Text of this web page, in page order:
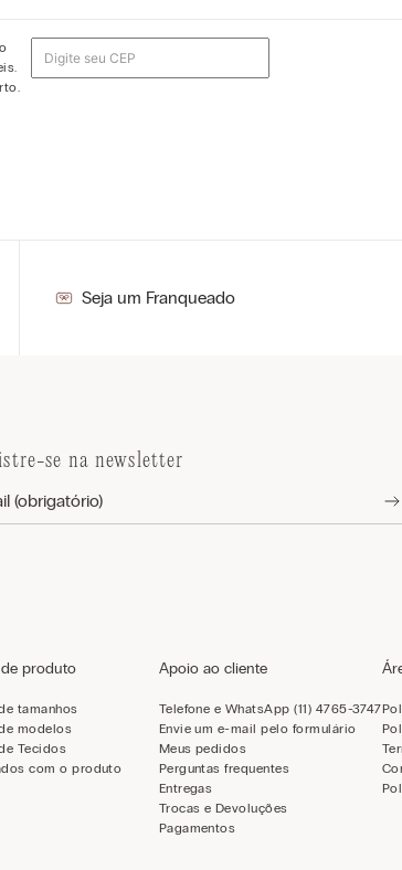
Seja um Franqueado
se na newsletter
produto
tamanhos
modelos
Tecidos
com o produto
Apoio ao cliente
Telefone e WhatsApp (11) 4765-3747
Envie um e-mail pelo formulário
Meus pedidos
Perguntas frequentes
Entregas
Trocas e Devoluções
Pagamentos